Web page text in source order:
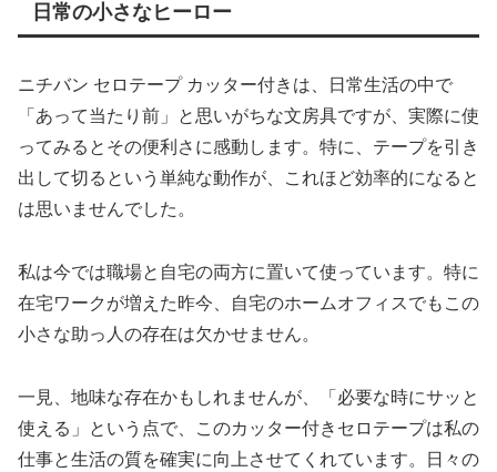
日常の小さなヒーロー
ニチバン セロテープ カッター付きは、日常生活の中で
「あって当たり前」と思いがちな文房具ですが、実際に使
ってみるとその便利さに感動します。特に、テープを引き
出して切るという単純な動作が、これほど効率的になると
は思いませんでした。
私は今では職場と自宅の両方に置いて使っています。特に
在宅ワークが増えた昨今、自宅のホームオフィスでもこの
小さな助っ人の存在は欠かせません。
一見、地味な存在かもしれませんが、「必要な時にサッと
使える」という点で、このカッター付きセロテープは私の
仕事と生活の質を確実に向上させてくれています。日々の